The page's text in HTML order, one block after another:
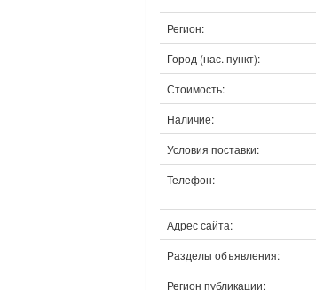
Регион:
Город (нас. пункт):
Стоимость:
Наличие:
Условия поставки:
Телефон:
Адрес сайта:
Разделы объявления:
Регион публикации: